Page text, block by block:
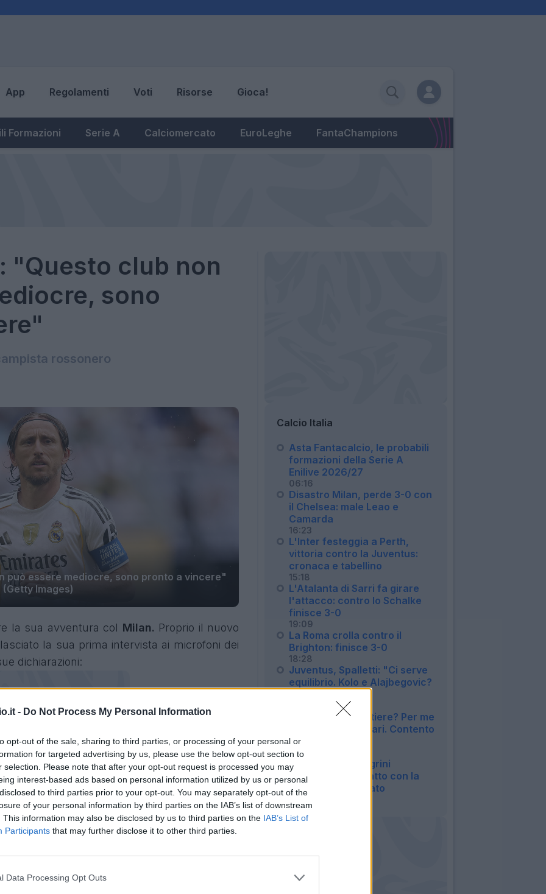
- Do Not Process My Personal Information
opt-out of the sale, sharing to third parties, or processing of your personal or
for targeted advertising by us, please use the below opt-out section to
selection. Please note that after your opt-out request is processed you may
interest-based ads based on personal information utilized by us or personal
to third parties prior to your opt-out. You may separately opt-out of the
of your personal information by third parties on the IAB’s list of downstream
This information may also be disclosed by us to third parties on the IAB’s List of
Participants that may further disclose it to other third parties.
Data Processing Opt Outs
App Regolamenti Voti Risorse Gioca!
Formazioni Serie A Calciomercato EuroLeghe FantaChampions
"Questo club non
sono
rossonero
può essere mediocre, sono pronto a vincere"
(Getty Images)
la sua avventura col Milan. Proprio il nuovo
la sua prima intervista ai microfoni dei
dichiarazioni:
continuare a giocare un calcio competitivo.
mi ha chiamato il Milan per me era chiaro. Lo
Calcio Italia
Asta Fantacalcio, le probabili
formazioni della Serie A
Enilive 2026/27
06:16
Disastro Milan, perde 3-0 con
il Chelsea: male Leao e
Camarda
16:23
L'Inter festeggia a Perth,
vittoria contro la Juventus:
cronaca e tabellino
15:18
L'Atalanta di Sarri fa girare
l'attacco: contro lo Schalke
finisce 3-0
19:09
La Roma crolla contro il
Brighton: finisce 3-0
18:28
Juventus, Spalletti: "Ci serve
equilibrio. Kolo e Alajbegovic?
Inter, Chivu: "Portiere? Per me
non esistono titolari. Contento
di Diouf"
17:12
UFFICIALE - Pellegrini
prolunga il contratto con la
Roma: il comunicato